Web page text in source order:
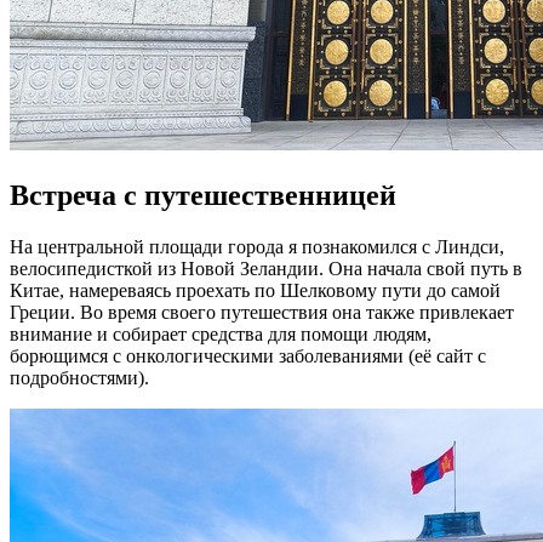
Встреча с путешественницей
На центральной площади города я познакомился с Линдси,
велосипедисткой из Новой Зеландии. Она начала свой путь в
Китае, намереваясь проехать по Шелковому пути до самой
Греции. Во время своего путешествия она также привлекает
внимание и собирает средства для помощи людям,
борющимся с онкологическими заболеваниями (её сайт с
подробностями).